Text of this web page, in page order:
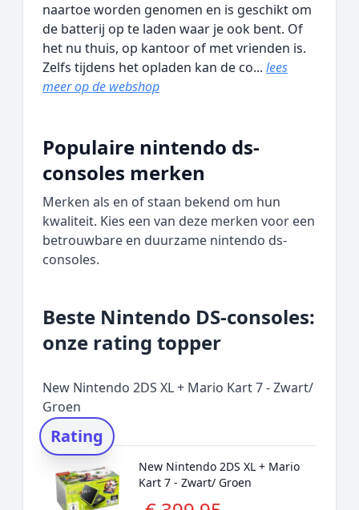
naartoe worden genomen en is geschikt om
de batterij op te laden waar je ook bent. Of
het nu thuis, op kantoor of met vrienden is.
Zelfs tijdens het opladen kan de co... lees
meer op de webshop
Populaire nintendo ds-
consoles merken
Merken als en of staan bekend om hun
kwaliteit. Kies een van deze merken voor een
betrouwbare en duurzame nintendo ds-
consoles.
Beste Nintendo DS-consoles:
onze rating topper
New Nintendo 2DS XL + Mario Kart 7 - Zwart/
Groen
Rating
New Nintendo 2DS XL + Mario
Kart 7 - Zwart/ Groen